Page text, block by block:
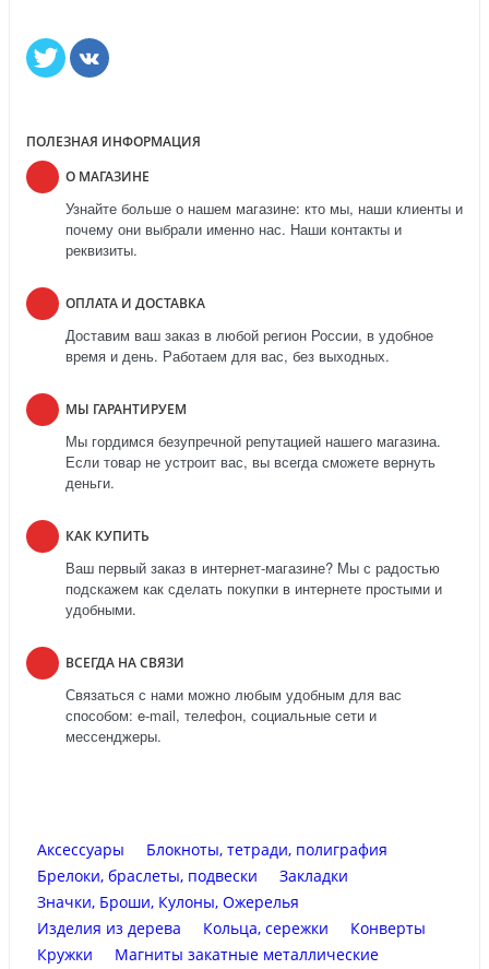
ПОЛЕЗНАЯ ИНФОРМАЦИЯ
О МАГАЗИНЕ
Узнайте больше о нашем магазине: кто мы, наши клиенты и
почему они выбрали именно нас. Наши контакты и
реквизиты.
ОПЛАТА И ДОСТАВКА
Доставим ваш заказ в любой регион России, в удобное
время и день. Работаем для вас, без выходных.
МЫ ГАРАНТИРУЕМ
Мы гордимся безупречной репутацией нашего магазина.
Если товар не устроит вас, вы всегда сможете вернуть
деньги.
КАК КУПИТЬ
Ваш первый заказ в интернет-магазине? Мы с радостью
подскажем как сделать покупки в интернете простыми и
удобными.
ВСЕГДА НА СВЯЗИ
Связаться с нами можно любым удобным для вас
способом: e-mail, телефон, социальные сети и
мессенджеры.
Аксессуары
Блокноты, тетради, полиграфия
Брелоки, браслеты, подвески
Закладки
Значки, Броши, Кулоны, Ожерелья
Изделия из дерева
Кольца, сережки
Конверты
Кружки
Магниты закатные металлические